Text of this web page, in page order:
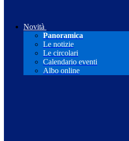
Novità
Panoramica
Le notizie
Le circolari
Calendario eventi
Albo online